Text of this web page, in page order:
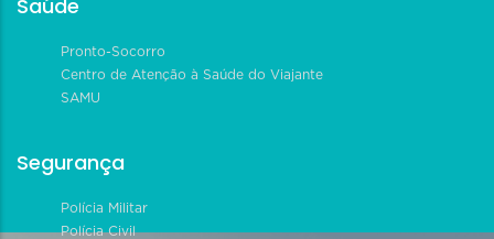
Saúde
Pronto-Socorro
Centro de Atenção à Saúde do Viajante
SAMU
Segurança
Polícia Militar
Polícia Civil